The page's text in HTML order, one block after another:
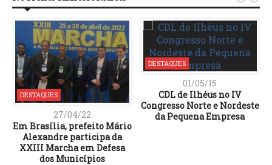
DESTAQUES
27/04/22
Em Brasília, prefeito Mário
Alexandre participa da
XXIII Marcha em Defesa
dos Municípios
DESTAQUES
01/05/15
CDL de Ilhéus no IV
Congresso Norte e Nordeste
da Pequena Empresa‏